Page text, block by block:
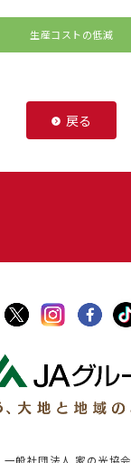
生産コストの低減
戻る
一般社団法人 家の光協会